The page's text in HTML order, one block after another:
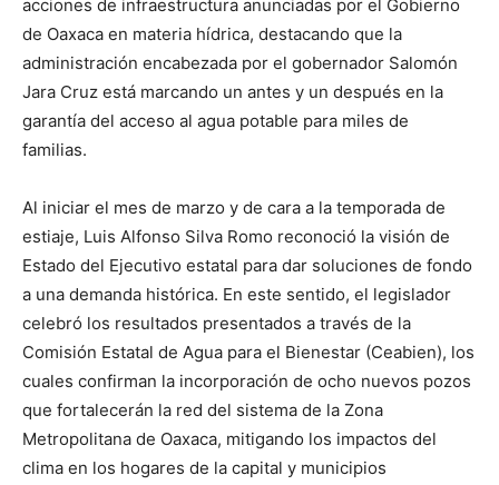
acciones de infraestructura anunciadas por el Gobierno
de Oaxaca en materia hídrica, destacando que la
administración encabezada por el gobernador Salomón
Jara Cruz está marcando un antes y un después en la
garantía del acceso al agua potable para miles de
familias.
Al iniciar el mes de marzo y de cara a la temporada de
estiaje, Luis Alfonso Silva Romo reconoció la visión de
Estado del Ejecutivo estatal para dar soluciones de fondo
a una demanda histórica. En este sentido, el legislador
celebró los resultados presentados a través de la
Comisión Estatal de Agua para el Bienestar (Ceabien), los
cuales confirman la incorporación de ocho nuevos pozos
que fortalecerán la red del sistema de la Zona
Metropolitana de Oaxaca, mitigando los impactos del
clima en los hogares de la capital y municipios